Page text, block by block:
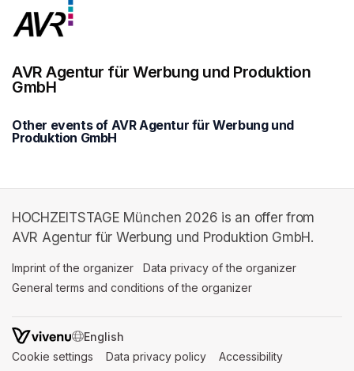
AVR Agentur für Werbung und Produktion
GmbH
Other events of AVR Agentur für Werbung und
Produktion GmbH
HOCHZEITSTAGE München 2026 is an offer from
AVR Agentur für Werbung und Produktion GmbH.
Imprint of the organizer (opens in a new tab)
Data privacy of the organizer
General terms and conditions of the organizer
SWITCH LANGUAGE
Cookie settings (opens in a new tab)
Data privacy policy (opens in a new tab)
Accessibility